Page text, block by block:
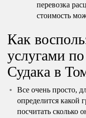
перевозка
стоимость
Как
услугами по
Судака в
Все очень просто,
определится какой
посчитать сколько